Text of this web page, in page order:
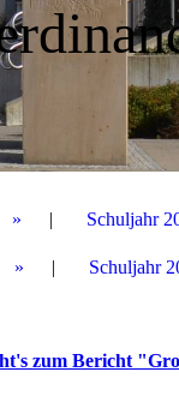
Schuljahr
Schuljahr
zum Bericht